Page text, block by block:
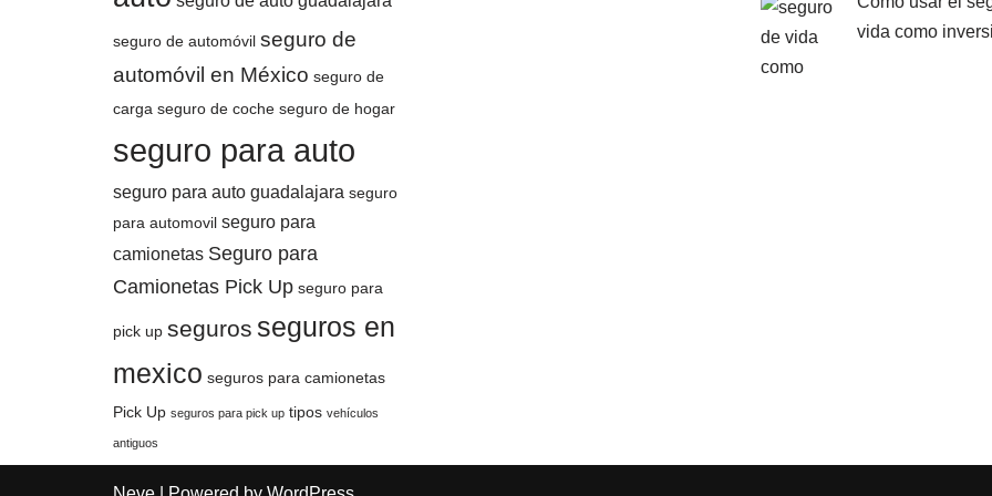
seguro de automóvil seguro de
automóvil en México seguro de
carga seguro de coche seguro de hogar
seguro para auto
seguro para auto guadalajara seguro
para automovil seguro para
camionetas Seguro para
Camionetas Pick Up seguro para
pick up seguros seguros en
mexico seguros para camionetas
Pick Up seguros para pick up tipos vehículos
antiguos
vida como